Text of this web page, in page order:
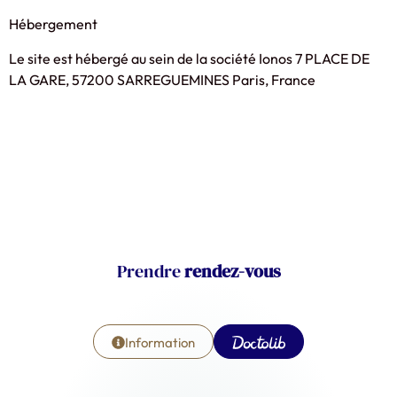
Hébergement
Le site est hébergé au sein de la société Ionos 7 PLACE DE
LA GARE, 57200 SARREGUEMINES Paris, France
Prendrerendez-vous
Information